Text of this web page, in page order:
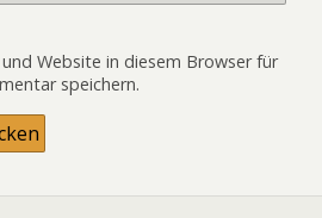
Website in diesem Browser für
speichern.